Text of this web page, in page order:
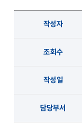
작성자
조회수
작성일
담당부서